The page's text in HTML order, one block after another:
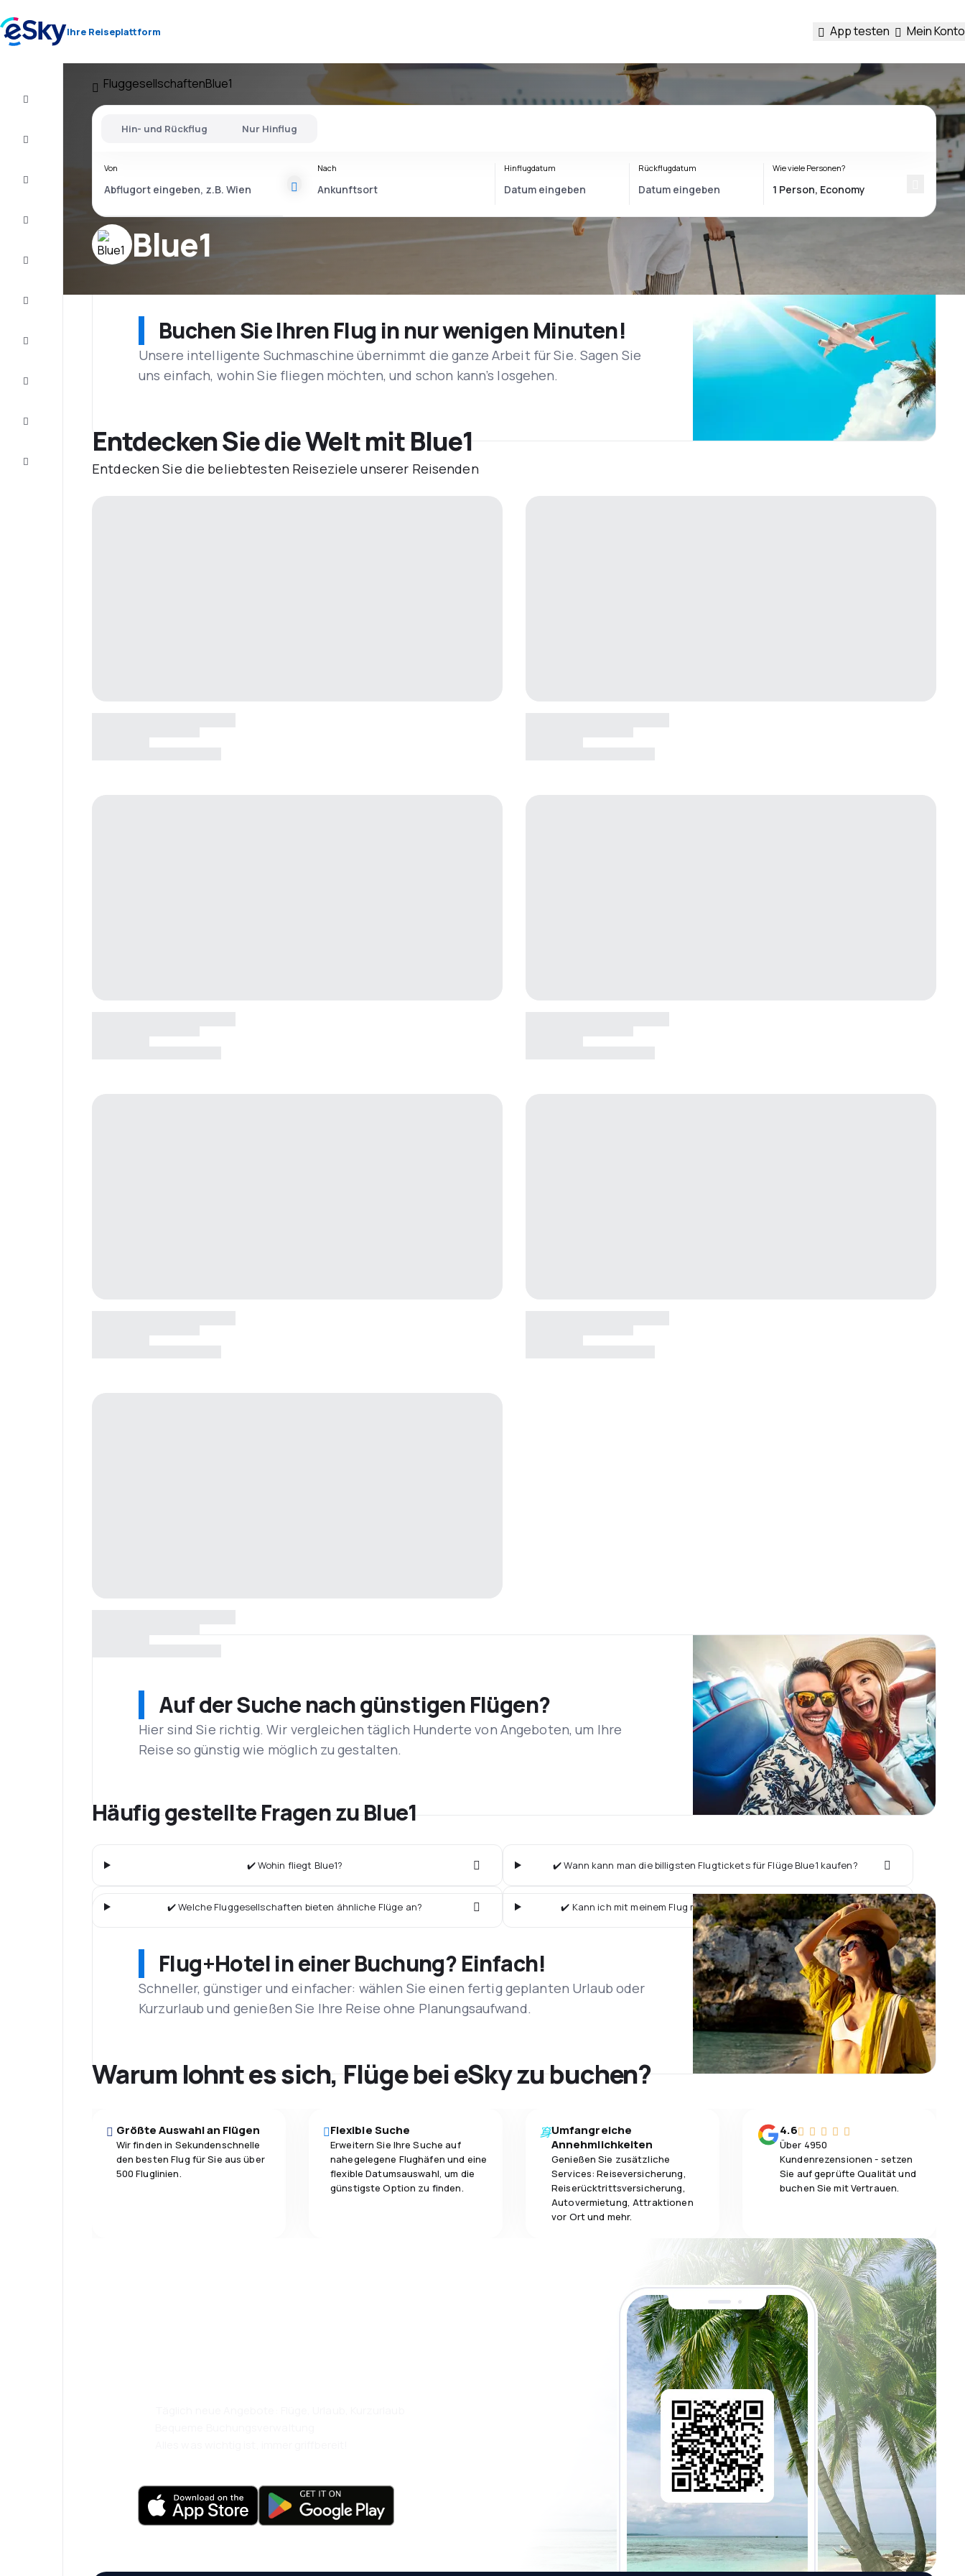
Ihre Reiseplattform App testen Mein Konto
Kundenservice
FluggesellschaftenBlue1
Blue1
Hin- und Rückflug Nur Hinflug
Von Nach Hinflugdatum Rückflugdatum Wie viele Personen?
Buchen Sie Ihren Flug in nur wenigen Minuten!
Unsere intelligente Suchmaschine übernimmt die ganze Arbeit für Sie. Sagen Sie
uns einfach, wohin Sie fliegen möchten, und schon kann’s losgehen.
Entdecken Sie die Welt mit Blue1
Entdecken Sie die beliebtesten Reiseziele unserer Reisenden
Auf der Suche nach günstigen Flügen?
Hier sind Sie richtig. Wir vergleichen täglich Hunderte von Angeboten, um Ihre
Reise so günstig wie möglich zu gestalten.
Häufig gestellte Fragen zu Blue1
✔️ Wohin fliegt Blue1? ✔️ Wann kann man die billigsten Flugtickets für Flüge Blue1 kaufen?
✔️ Welche Fluggesellschaften bieten ähnliche Flüge an? ✔️ Kann ich mit meinem Flug mit Blue1 ein Hotel vor Ort buchen?
Flug+Hotel in einer Buchung? Einfach!
Schneller, günstiger und einfacher: wählen Sie einen fertig geplanten Urlaub oder
Kurzurlaub und genießen Sie Ihre Reise ohne Planungsaufwand.
Warum lohnt es sich, Flüge bei eSky zu buchen?
Größte Auswahl an Flügen
Wir finden in Sekundenschnelle
den besten Flug für Sie aus über
500 Fluglinien.
Flexible Suche
Erweitern Sie Ihre Suche auf
nahegelegene Flughäfen und eine
flexible Datumsauswahl, um die
günstigste Option zu finden.
Umfangreiche
Annehmlichkeiten
Genießen Sie zusätzliche
Services: Reiseversicherung,
Reiserücktrittsversicherung,
Autovermietung, Attraktionen
vor Ort und mehr.
4.6
Über 4950
Kundenrezensionen - setzen
Sie auf geprüfte Qualität und
buchen Sie mit Vertrauen.